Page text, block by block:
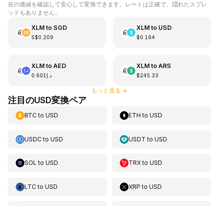
在の価値を確認して安心して変換できます。レートは正確で、隠れたスプレ
ッドもありません。
XLMto SGD
S$0.209
XLMto USD
$0.164
XLMto AED
د.إ0.601
XLMto ARS
$245.33
もっと見る ↓
注目のUSD変換ペア
BTCto USD ETH toUSD
USDCto USD USDT toUSD
SOL to USD TRXtoUSD
LTCto USD XRP toUSD